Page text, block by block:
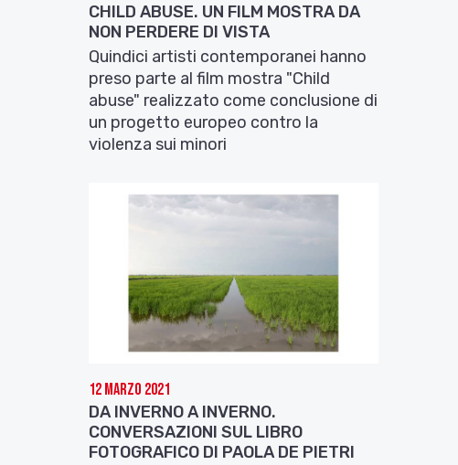
CHILD ABUSE. UN FILM MOSTRA DA
NON PERDERE DI VISTA
Quindici artisti contemporanei hanno
preso parte al film mostra "Child
abuse" realizzato come conclusione di
un progetto europeo contro la
violenza sui minori
12 Marzo 2021
DA INVERNO A INVERNO.
CONVERSAZIONI SUL LIBRO
FOTOGRAFICO DI PAOLA DE PIETRI